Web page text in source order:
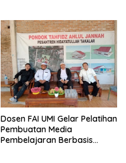
Dosen FAI UMI Gelar Pelatihan
Pembuatan Media
Pembelajaran Berbasis